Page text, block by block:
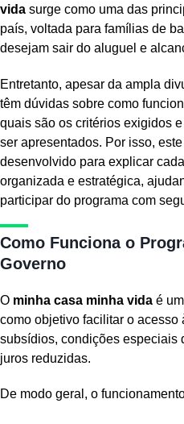
vida surge como uma das
país, voltada para famílias de
desejam sair do aluguel e
Entretanto, apesar da ampla
têm dúvidas sobre como
quais são os critérios exigidos
ser apresentados. Por isso,
desenvolvido para explicar
organizada e estratégica,
participar do programa com
Como Funciona o
Governo
O minha casa minha vida é
como objetivo facilitar o acesso
subsídios, condições especiais
juros reduzidas.
De modo geral, o